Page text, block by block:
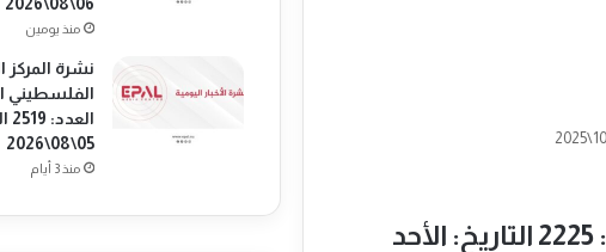
نشرة المركز الاوروبي الفلسطيني الاعلام Epal العدد: 2225 التاريخ: الأحد
منذ يومين
نشرة المركز
05\08\2026
منذ 3 أيام